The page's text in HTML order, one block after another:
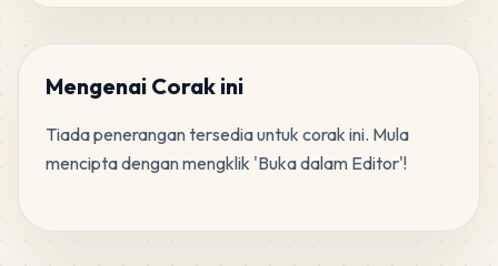
133
H7
MARD •MARD_H7
96
Mengenai Corak ini
Tiada penerangan tersedia untuk corak ini. Mula
mencipta dengan mengklik 'Buka dalam Editor'!